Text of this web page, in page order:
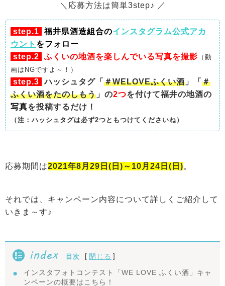
＼応募方法は簡単3step♪ ／
step.1 福井県酒造組合のインスタグラム公式アカ
ウント をフォロー
step.2
ふくいの地酒を楽しんでいる写真を撮影 （動
画はNGですよ～！）
step.3 ハッシュタグ「 ＃WELOVEふくい酒 」「 ＃
ふくい酒をたのしもう 」の2つを付けて福井の地酒の
写真を投稿するだけ！
（注：ハッシュタグは必ず2つともつけてくださいね）
応募期間は2021年8月29日(日)～10月24日(日)。
それでは、キャンペーン内容について詳しくご紹介して
いきま～す♪
index 目次 [ 閉じる ]
インスタフォトコンテスト「WE LOVE ふくい酒」キャ
ンペーンの概要はこちら！